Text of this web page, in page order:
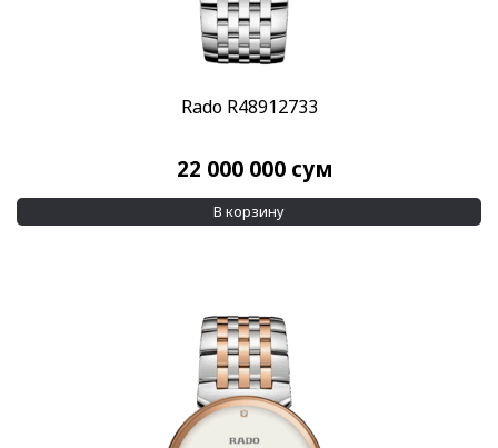
Rado R48912733
22 000 000 сум
В корзину